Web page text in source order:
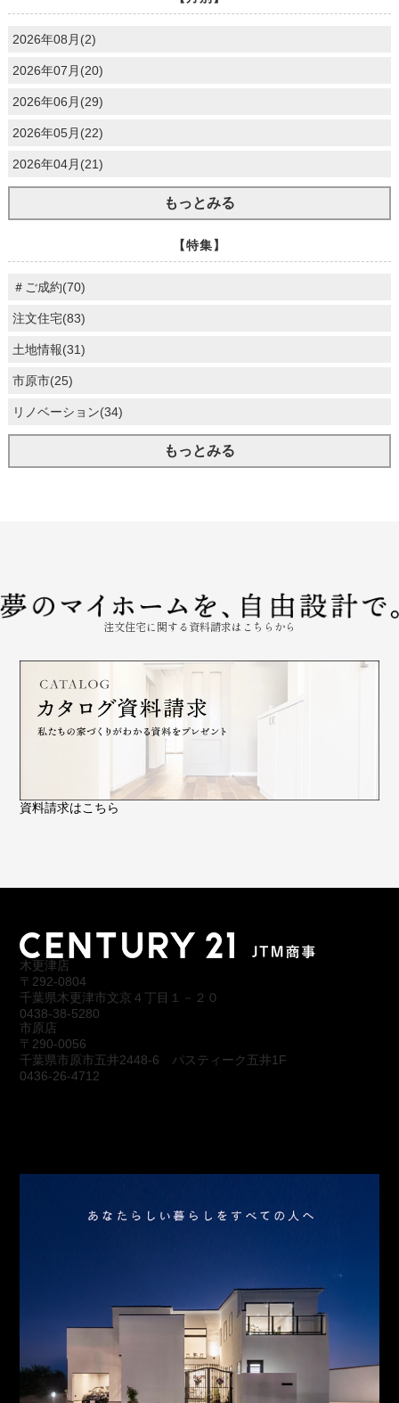
2026年08月(2)
2026年07月(20)
2026年06月(29)
2026年05月(22)
2026年04月(21)
もっとみる
【特集】
＃ご成約(70)
注文住宅(83)
土地情報(31)
市原市(25)
リノベーション(34)
もっとみる
注文住宅に関する資料請求はこちらから
資料請求はこちら
木更津店
〒292-0804
千葉県木更津市文京４丁目１－２０
0438-38-5280
市原店
〒290-0056
千葉県市原市五井2448-6 パスティーク五井1F
0436-26-4712